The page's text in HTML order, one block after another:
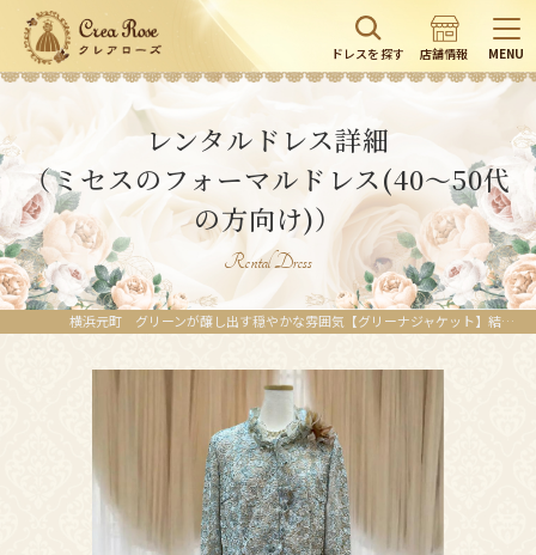
ドレスを探す 店舗情報 MENU
レンタルドレス詳細
（ミセスのフォーマルドレス(40～50代
の方向け)）
Rental Dress
横浜元町 グリーンが醸し出す穏やかな雰囲気【グリーナジャケット】結婚式の叔母様、お祖母様に。11号